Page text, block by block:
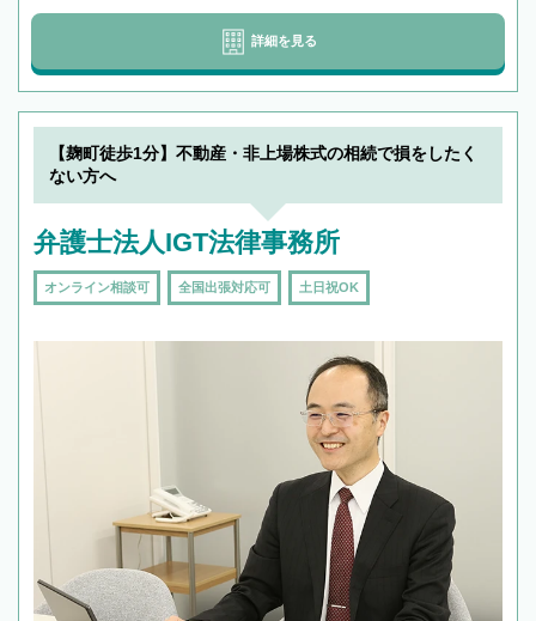
詳細を見る
【麹町徒歩1分】不動産・非上場株式の相続で損をしたく
ない方へ
弁護士法人IGT法律事務所
オンライン相談可 全国出張対応可 土日祝OK